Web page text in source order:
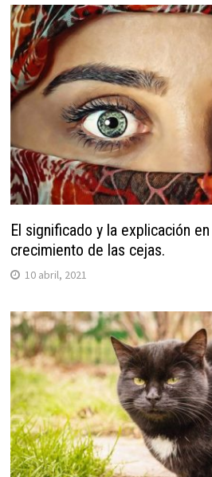
El significado y la explicación
crecimiento de las cejas.
10 abril, 2021